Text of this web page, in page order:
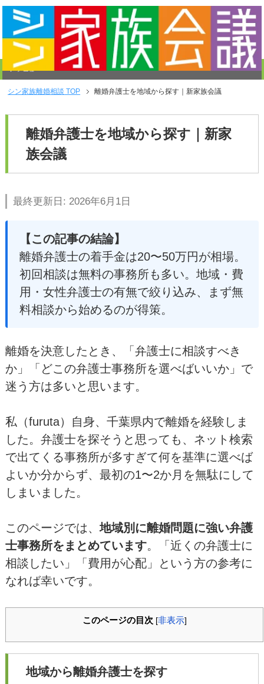
メニュー
シン家族離婚相談 TOP 離婚弁護士を地域から探す｜新家族会議
離婚弁護士を地域から探す｜新家
族会議
最終更新日: 2026年6月1日
【この記事の結論】
離婚弁護士の着手金は20〜50万円が相場。
初回相談は無料の事務所も多い。地域・費
用・女性弁護士の有無で絞り込み、まず無
料相談から始めるのが得策。
離婚を決意したとき、「弁護士に相談すべき
か」「どこの弁護士事務所を選べばいいか」で
迷う方は多いと思います。
私（furuta）自身、千葉県内で離婚を経験しま
した。弁護士を探そうと思っても、ネット検索
で出てくる事務所が多すぎて何を基準に選べば
よいか分からず、最初の1〜2か月を無駄にして
しまいました。
このページでは、地域別に離婚問題に強い弁護
士事務所をまとめています。「近くの弁護士に
相談したい」「費用が心配」という方の参考に
なれば幸いです。
このページの目次 [非表示]
地域から離婚弁護士を探す